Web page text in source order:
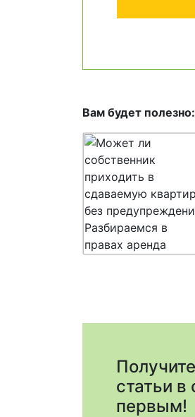
Вам будет полезно:
статьи
первым!